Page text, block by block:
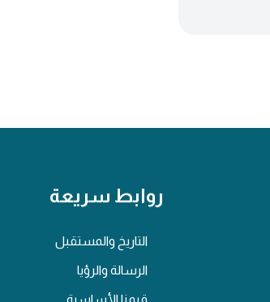
روابط سريعة
التاريخ والمستقبل
الرسالة والرؤيا
قيمنا الأساسية